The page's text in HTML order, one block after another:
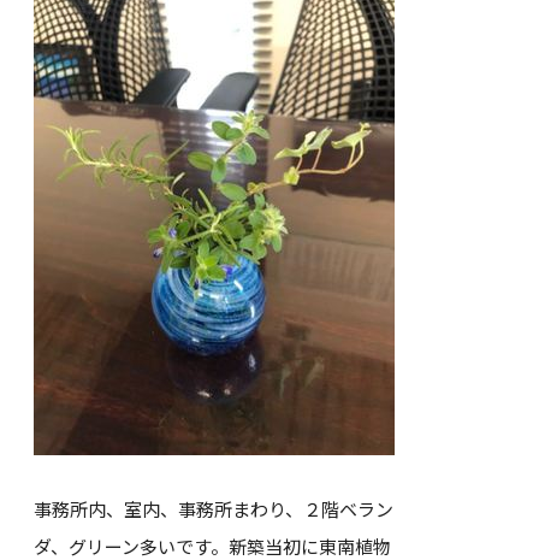
事務所内、室内、事務所まわり、２階ベラン
ダ、グリーン多いです。新築当初に東南植物